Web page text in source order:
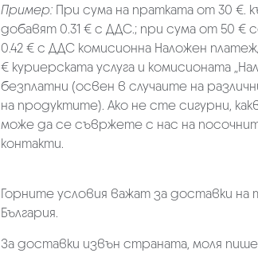
Пример: При сума на пратката от 30 €.
добавят 0.31 € с ДДС.; при сума от 50 €
0.42 € с ДДС комисионна Наложен
€ куриерската услуга и комисионата
безплатни (освен в случаите на
на продуктите). Ако не сте сигурни,
може да се съвржете с нас на
контакти.
Горните условия важат за доставки на
България.
За доставки извън страната, моля